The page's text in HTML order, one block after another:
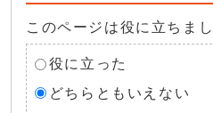
このページは役に立ちま
役に立った
どちらともいえない